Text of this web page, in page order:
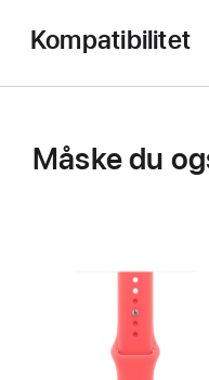
Kompatibilitet
Måske du